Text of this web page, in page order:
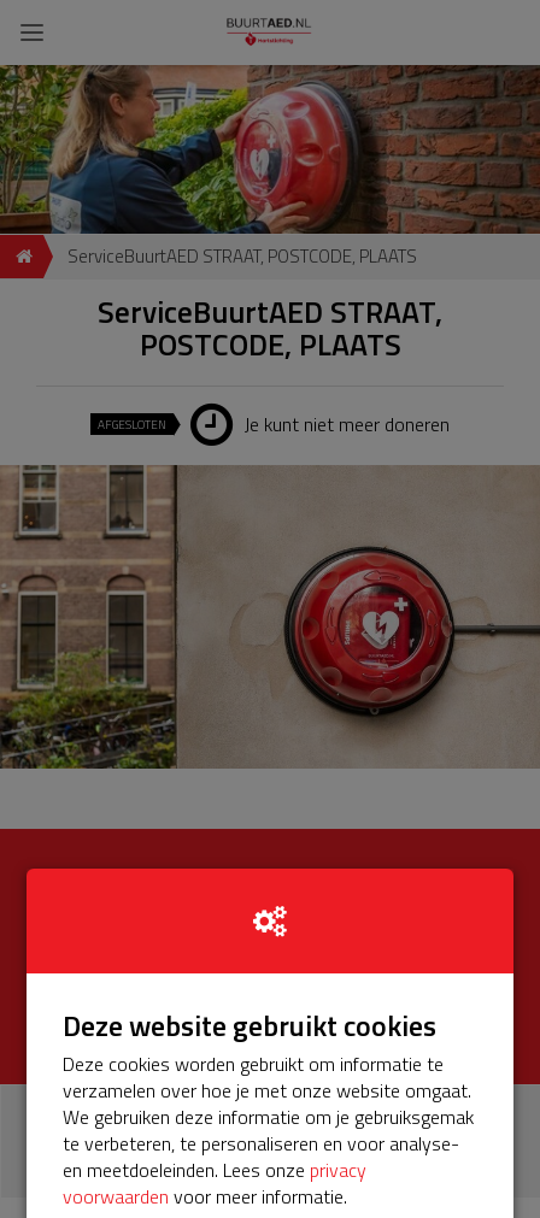
ServiceBuurtAED STRAAT, POSTCODE, PLAATS
ServiceBuurtAED STRAAT,
POSTCODE, PLAATS
AFGESLOTEN Je kunt niet meer doneren
€ 200Opgehaald
van totaal € 575 (34%)
€ 200
Univé Buurtfonds
1
donatie
Deze website gebruikt cookies
Deze cookies worden gebruikt om informatie te
verzamelen over hoe je met onze website omgaat.
We gebruiken deze informatie om je gebruiksgemak
te verbeteren, te personaliseren en voor analyse-
en meetdoeleinden. Lees onze privacy
voorwaarden voor meer informatie.